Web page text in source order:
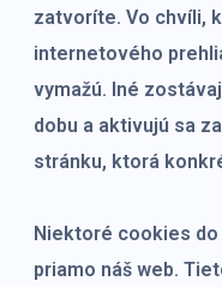
zatvoríte. Vo chvíli,
internetového
vymažú. Iné
dobu a aktivujú sa
stránku, ktorá
Niektoré cookies
priamo náš web.